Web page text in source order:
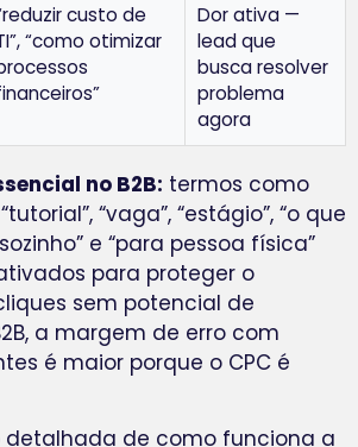
custo de
“como otimizar
Dor ativa —
lead que
busca resolver
problema
agora
no B2B: termos como
“vaga”, “estágio”, “o que
e “para pessoa física”
para proteger o
sem potencial de
a margem de erro com
é maior porque o CPC é
detalhada de como funciona a